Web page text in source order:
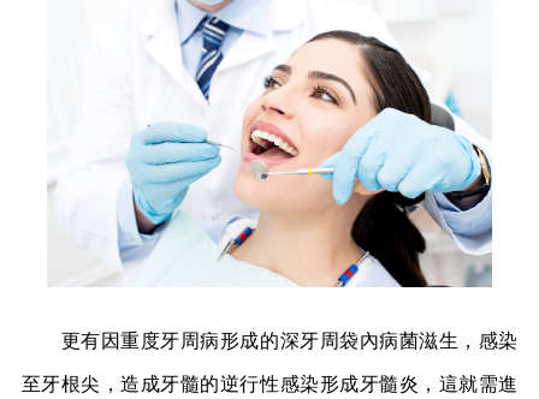
更有因重度牙周病形成的深牙周袋內病菌滋生，感染
至牙根尖，造成牙髓的逆行性感染形成牙髓炎，這就需進